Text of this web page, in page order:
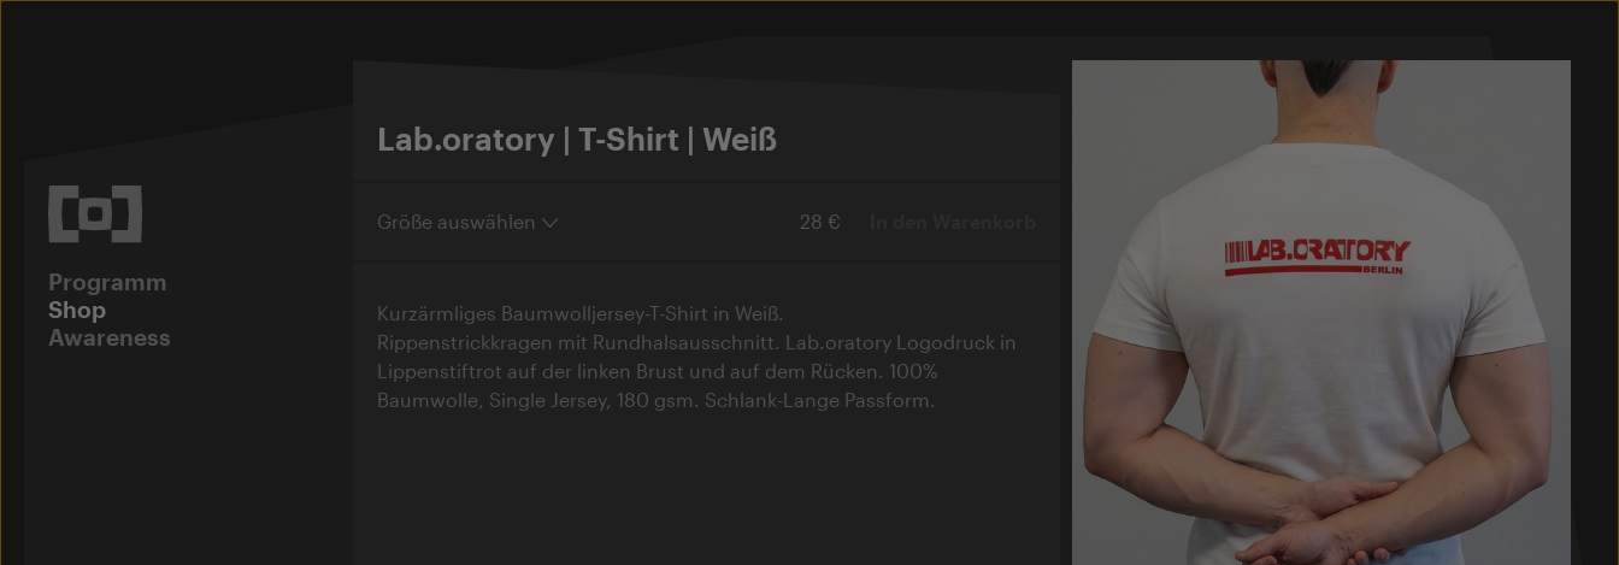
Programm
Shop
Awareness
Lab.oratory | T-Shirt | Weiß
28 €
Kurzärmliges Baumwolljersey-T-Shirt in Weiß.
Rippenstrickkragen mit Rundhalsausschnitt. Lab.oratory Logodruck in
Lippenstiftrot auf der linken Brust und auf dem Rücken. 100%
Baumwolle, Single Jersey, 180 gsm. Schlank-Lange Passform.